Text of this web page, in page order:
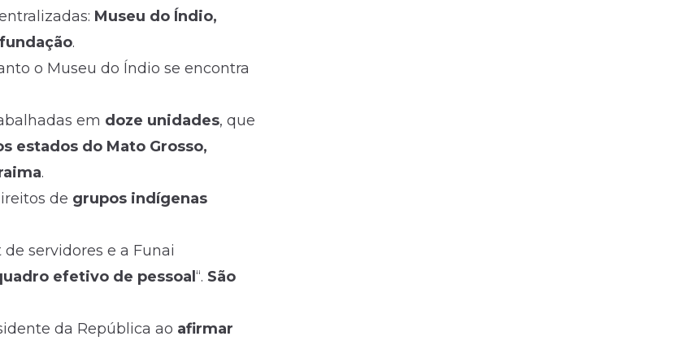
Museu do Índio,
.
o Museu do Índio se encontra
em doze unidades, que
estados do Mato Grosso,
.
de grupos indígenas
servidores e a Funai
efetivo de pessoal “. São
da República ao afirmar